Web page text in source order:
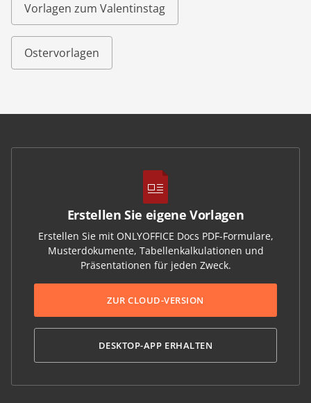
Vorlagen zum Valentinstag
Ostervorlagen
Erstellen Sie eigene Vorlagen
Erstellen Sie mit ONLYOFFICE Docs PDF-Formulare,
Musterdokumente, Tabellenkalkulationen und
Präsentationen für jeden Zweck.
ZUR CLOUD-VERSION
DESKTOP-APP ERHALTEN